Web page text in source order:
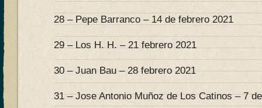
28 – Pepe Barranco – 14 de febrero 2021
29 – Los H. H. – 21 febrero 2021
30 – Juan Bau – 28 febrero 2021
31 – Jose Antonio Muñoz de Los Catinos – 7